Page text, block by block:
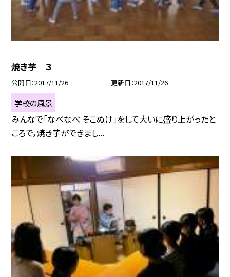
焼き芋 ３
公開日 2017/11/26 更新日 2017/11/26
学校の風景
みんなで「なべなべ そこぬけ」をして大いに盛り上がったと
ころで，焼き芋ができまし...